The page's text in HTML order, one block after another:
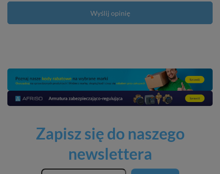
Wyślij opinię
Zapisz się do naszego
newslettera